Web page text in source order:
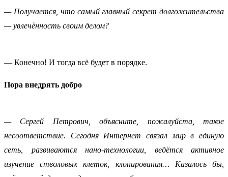
— Получается, что самый главный секрет долгожительства
— увлечённость своим делом?
— Конечно! И тогда всё будет в порядке.
Пора внедрять добро
— Сергей Петрович, объясните, пожалуйста, такое
несоответствие. Сегодня Интернет связал мир в единую
сеть, развиваются нано-технологии, ведётся активное
изучение стволовых клеток, клонирования… Казалось бы,